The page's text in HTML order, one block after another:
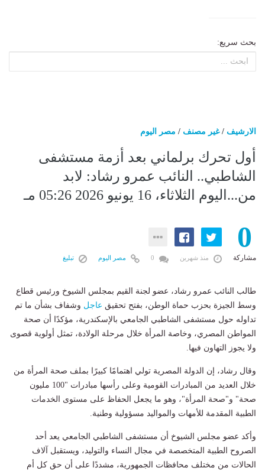
بحث سريع:
الارشيف /غير مصنف / مصر اليوم
أول تحرك برلماني بعد أزمة مستشفى
الشاطبي.. النائب عمرو رشاد: لابد
من...اليوم الثلاثاء، 16 يونيو 2026 05:26 مـ
0
مشاركة منذ شهرين مصر اليوم تبليغ
طالب النائب عمرو رشاد، عضو لجنة القيم بمجلس الشيوخ ورئيس قطاع
وسط الجيزة بحزب حماة الوطن، بفتح تحقيق عاجل وشفاف بشأن ما تم
تداوله حول مستشفى الشاطبي الجامعي بالإسكندرية، مؤكدًا أن صحة
المواطن المصري، وخاصة المرأة خلال مرحلة الولادة، تمثل أولوية قصوى
ولا يجوز التهاون فيها.
وقال رشاد، إن الدولة المصرية تولي اهتمامًا كبيرًا بملف صحة المرأة من
خلال العديد من المبادرات القومية وعلى رأسها مبادرات "100 مليون
صحة" و"صحة المرأة"، وهو ما يجعل الحفاظ على مستوى الخدمات
الطبية المقدمة للأمهات والمواليد مسؤولية وطنية.
وأكد عضو مجلس الشيوخ أن مستشفى الشاطبي الجامعي يعد أحد
الصروح الطبية المتخصصة في مجال النساء والتوليد، ويستقبل آلاف
الحالات من مختلف محافظات الجمهورية، مشددًا على أن حق كل أم